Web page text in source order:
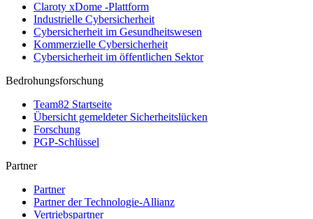
Claroty xDome -Plattform
Industrielle Cybersicherheit
Cybersicherheit im Gesundheitswesen
Kommerzielle Cybersicherheit
Cybersicherheit im öffentlichen Sektor
Bedrohungsforschung
Team82 Startseite
Übersicht gemeldeter Sicherheitslücken
Forschung
PGP-Schlüssel
Partner
Partner
Partner der Technologie-Allianz
Vertriebspartner